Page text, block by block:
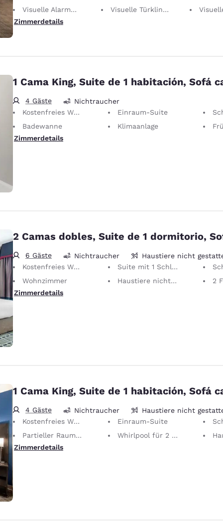
Visuelle Alarmmeldung
Visuelle Türklingelmeldung
Visuelles
Zimmerdetails
1 Cama King, Suite de 1 habitación, Sofá
4 Gäste
Nichtraucher
Kostenfreies WLAN
Einraum-Suite
Badewanne
Klimaanlage
Zimmerdetails
2 Camas dobles, Suite de 1 dormitorio,
6 Gäste Nichtraucher
Haustiere nicht
Kostenfreies WLAN
Suite mit 1 Schlafzimmer
Wohnzimmer
Haustiere nicht gestattet Lediglich Begleittiere sind kostenlos gestattet.
2
Zimmerdetails
1 Cama King, Suite de 1 habitación, Sofá
4 Gäste Nichtraucher
Haustiere nicht
Kostenfreies WLAN
Einraum-Suite
Partieller Raumteiler
Whirlpool für 2 Personen
Haustiere
Zimmerdetails